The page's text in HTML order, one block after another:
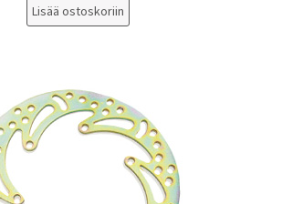
Lisää ostoskoriin